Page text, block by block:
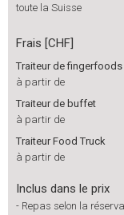
toute la Suisse
Frais [CHF]
Traiteur de fingerfoods
à partir de
Traiteur de buffet
à partir de
Traiteur Food Truck
à partir de
Inclus dans le prix
- Repas selon la